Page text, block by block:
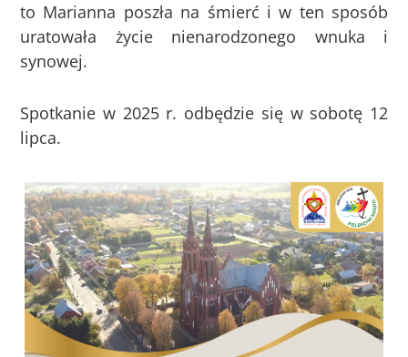
to Marianna poszła na śmierć i w ten sposób
uratowała życie nienarodzonego wnuka i
synowej.
Spotkanie w 2025 r. odbędzie się w sobotę 12
lipca.